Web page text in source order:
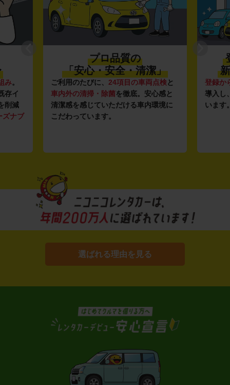
み。
存イ
削減
ズナブ
プロ品質の
「安心・安全・清潔」
ご利用のたびに、 24項目の車両点検と
車内外の清掃・除菌を徹底。安心感と
清潔感を感じていただける車内環境に
こだわっています。
登録か
導入し
います
選ばれる理由を見る